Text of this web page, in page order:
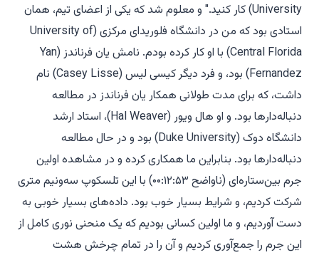
University) کار کنید." و معلوم شد که یکی از اعضای تیم، همان
استادی بود که من در دانشگاه فلوریدای مرکزی (University of
Central Florida) با او کار کرده بودم. نامش یان فرناندز (Yan
Fernandez) بود، و فرد دیگر کیسی لیس (Casey Lisse) نام
داشت، که برای مدت طولانی همکار یان فرناندز در مطالعه
دنباله‌دارها بود. و او هال ویور (Hal Weaver)، استاد ارشد
دانشگاه دوک (Duke University) بود و در حال مطالعه
دنباله‌دارها بود. بنابراین ما همکاری کرده و در مشاهده اولین
جرم بین‌ستاره‌ای (ناواضح ۰۰:۱۲:۵۳) با این تلسکوپ سه‌و‌نیم متری
شرکت کردیم، و شرایط بسیار خوب بود. داده‌های بسیار خوبی به
دست آوردیم، و ما اولین کسانی بودیم که یک منحنی نوری کامل از
این جرم را جمع‌آوری کردیم و آن را در تمام چرخش هشت